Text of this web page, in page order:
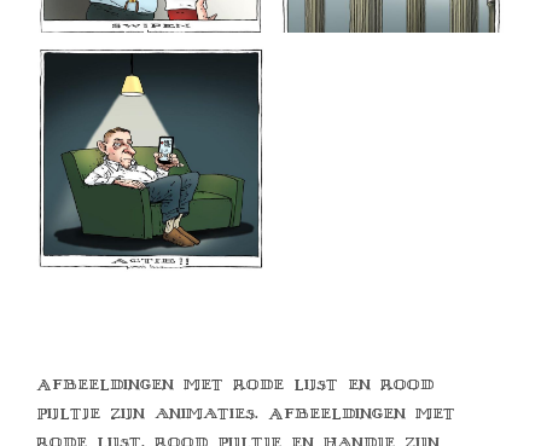
Afbeeldingen met rode lijst en rood
pijltje zijn animaties. Afbeeldingen met